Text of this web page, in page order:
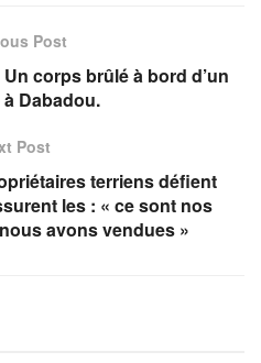
Post
corps brûlé à bord d’un
Dabadou.
Post
terriens défient
les : « ce sont nos
avons vendues »